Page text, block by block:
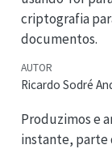
criptografia
documentos.
AUTOR
Ricardo Sodré
Produzimos e
instante, parte